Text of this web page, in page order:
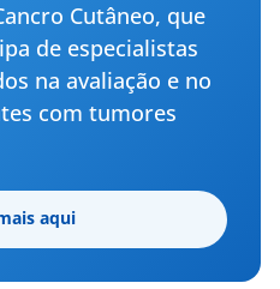
Cutâneo, que
de especialistas
na avaliação e no
com tumores
aqui